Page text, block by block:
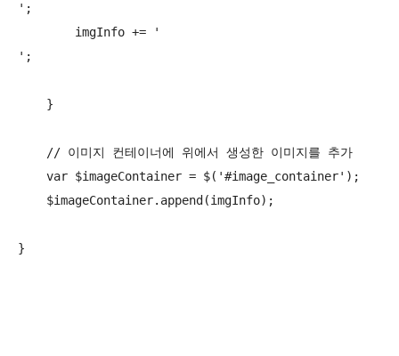
';
        imgInfo += '
';
    }
    // 이미지 컨테이너에 위에서 생성한 이미지를 추가
    var $imageContainer = $('#image_container');
    $imageContainer.append(imgInfo);
}